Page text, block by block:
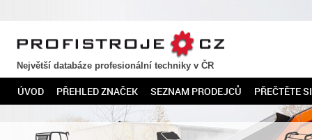
PROFISTROJE.CZ
Největší databáze profesionální techniky v ČR
ÚVOD PŘEHLED ZNAČEK SEZNAM PRODEJCŮ PŘEČTĚTE SI